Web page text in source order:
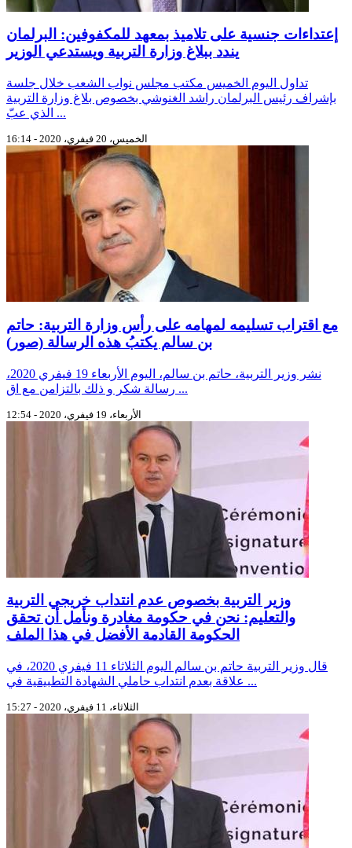
إعتداءات جنسية على تلاميذ بمعهد للمكفوفين: البرلمان
يندد ببلاغ وزارة التربية ويستدعي الوزير
تداول اليوم الخميس مكتب مجلس نواب الشعب خلال جلسة
بإشراف رئيس البرلمان راشد الغنوشي بخصوص بلاغ وزارة التربية
الذي عبّ ...
الخميس، 20 فيفري، 2020 - 16:14
مع اقتراب تسليمه لمهامه على رأس وزارة التربية: حاتم
بن سالم يكتبُ هذه الرسالة (صور)
نشر وزير التربية، حاتم بن سالم، اليوم الأربعاء 19 فيفري 2020،
رسالة شكر و ذلك بالتزامن مع اق ...
الأربعاء، 19 فيفري، 2020 - 12:54
وزير التربية بخصوص عدم انتداب خريجي التربية
والتعليم: نحن في حكومة مغادرة ونأمل أن تحقق
الحكومة القادمة الأفضل في هذا الملف
قال وزير التربية حاتم بن سالم اليوم الثلاثاء 11 فيفري 2020، في
علاقة بعدم انتداب حاملي الشهادة التطبيقية في ...
الثلاثاء، 11 فيفري، 2020 - 15:27